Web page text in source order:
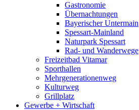
Gastronomie
Übernachtungen
Bayerischer Untermain
Spessart-Mainland
Naturpark Spessart
Rad- und Wanderwege
Freizeitbad Vitamar
Sporthallen
Mehrgenerationenweg
Kulturweg
Grillplatz
Gewerbe + Wirtschaft